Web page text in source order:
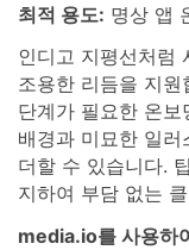
최적 용도: 명상 앱
인디고 지평선처럼
조용한 리듬을 지
단계가 필요한 온
배경과 미묘한 일
더할 수 있습니다.
지하여 부담 없는
media.io를 사용하